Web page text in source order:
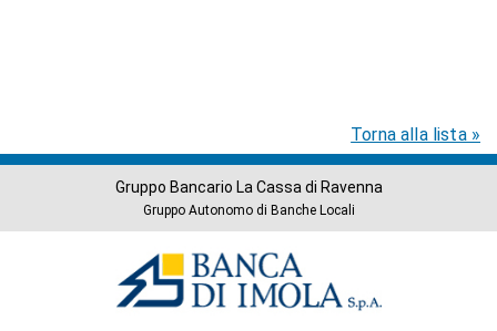
Torna alla lista »
Gruppo Bancario La Cassa di Ravenna
Gruppo Autonomo di Banche Locali